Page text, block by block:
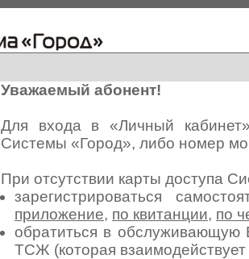
Уважаемый абонент!
Для входа в «Личный
Системы «Город», либо номер
При отсутствии карты доступа
зарегистрироваться
приложение, по квитанции, по
обратиться в
ТСЖ (которая